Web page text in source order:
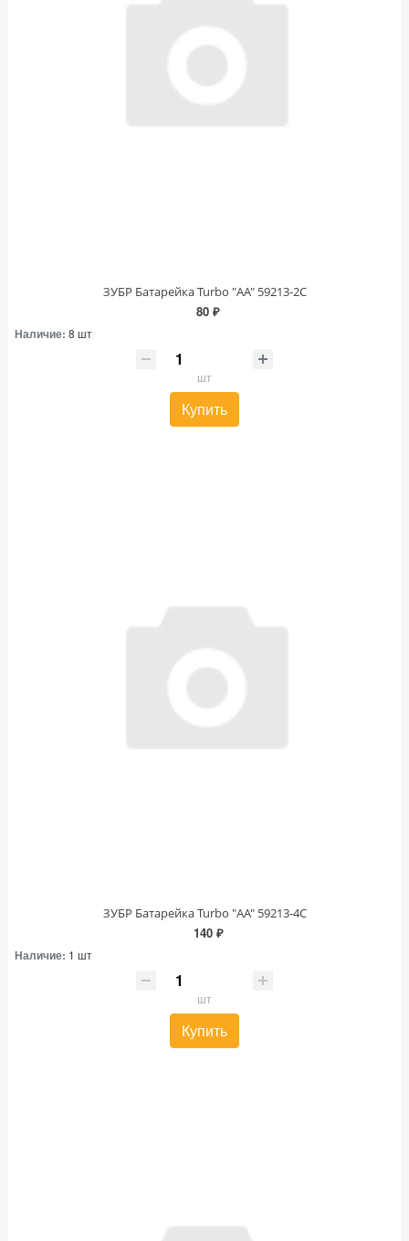
ЗУБР Батарейка Turbo "АА" 59213-2С
80 ₽
Наличие: 8 шт
шт
Купить
ЗУБР Батарейка Turbo "АА" 59213-4С
140 ₽
Наличие: 1 шт
шт
Купить